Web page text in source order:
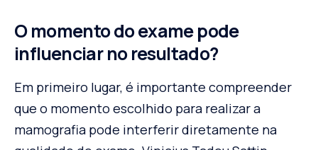
O momento do exame pode
influenciar no resultado?
Em primeiro lugar, é importante compreender
que o momento escolhido para realizar a
mamografia pode interferir diretamente na